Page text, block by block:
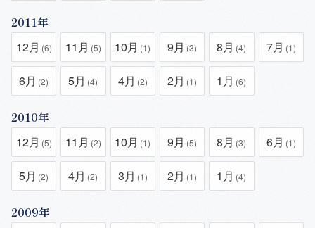
2011年
12月 (6) 11月 (5) 10月 (1) 9月 (3) 8月 (4) 7月 (1)
6月 (2) 5月 (4) 4月 (2) 2月 (1) 1月 (6)
2010年
12月 (5) 11月 (2) 10月 (1) 9月 (5) 8月 (3) 6月 (1)
5月 (2) 4月 (2) 3月 (1) 2月 (1) 1月 (4)
2009年